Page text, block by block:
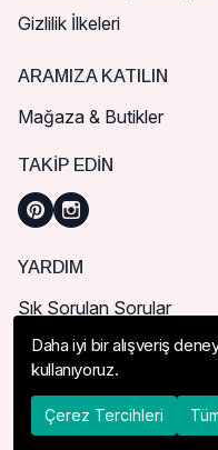
Gizlilik İlkeleri
ARAMIZA KATILIN
Mağaza & Butikler
TAKIP EDIN
YARDIM
Sık Sorulan Sorular
Nasıl Sipariş Verebilirim?
Kargo ve Teslimat
İade, İptal ve Değişim
Daha iyi bir alışveriş
kullanıyoruz.
Çerez Tercihleri